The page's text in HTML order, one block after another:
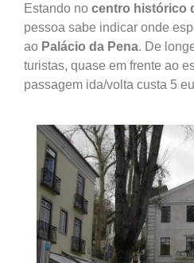
Estando no centro histórico
pessoa sabe indicar onde
ao Palácio da Pena. De
turistas, quase em frente ao
passagem ida/volta custa 5